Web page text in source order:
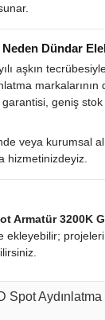
Neden Dündar
aşkın
markalarının
geniş stok
veya kurumsal
hizmetinizdeyiz.
Armatür 3200K